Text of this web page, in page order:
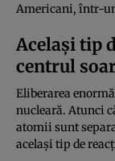
Americani, într-
Același tip
centrul
Eliberarea
nucleară. Atunci
atomii sunt
același tip de